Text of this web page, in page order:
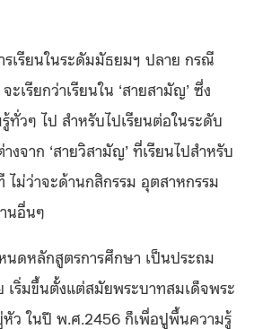
รเรียนในระดัมมัธยมฯ ปลาย กรณี
เรียกว่าเรียนใน ‘สายสามัญ’ ซึ่ง
ทั่วๆ ไป สำหรับไปเรียนต่อในระดับ
จาก ‘สายวิสามัญ’ ที่เรียนไปสำหรับ
ม่ว่าจะด้านกสิกรรม อุตสาหกรรม
นอื่นๆ
นดหลักสูตรการศึกษา เป็นประถม
ริ่มขึ้นตั้งแต่สมัยพระบาทสมเด็จพระ
หัว ในปี พ.ศ.2456 ก็เพื่อปูพื้นความรู้